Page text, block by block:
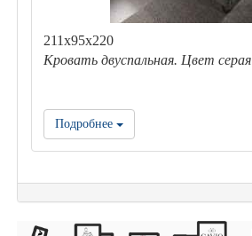
211х95х220
Кровать двуспальная. Цвет серая
Подробнее